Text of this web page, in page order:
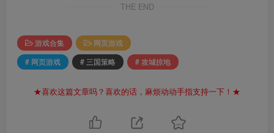
THE END
游戏合集
网页游戏
# 网页游戏
# 三国策略 # 攻城掠地
★喜欢这篇文章吗？喜欢的话，麻烦动动手指支持一下！★